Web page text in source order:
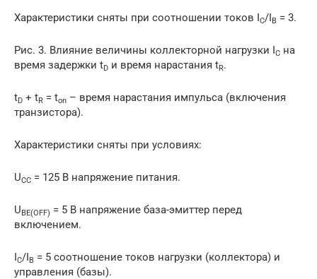
Характеристики сняты при соотношении токов IC/IB = 3.
Рис. 3. Влияние величины коллекторной нагрузки IC на
время задержки tD и время нарастания tR.
tD + tR = ton – время нарастания импульса (включения
транзистора).
Характеристики сняты при условиях:
UCC = 125 В напряжение питания.
UBE(OFF) = 5 В напряжение база-эмиттер перед
включением.
IС/IB = 5 соотношение токов нагрузки (коллектора) и
управления (базы).